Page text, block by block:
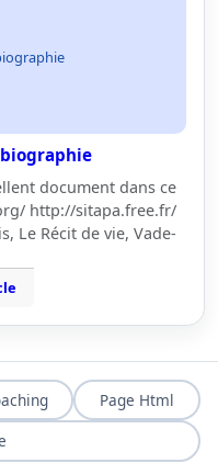
document dans ce
http://sitapa.free.fr/
Le Récit de vie, Vade-
Page Html